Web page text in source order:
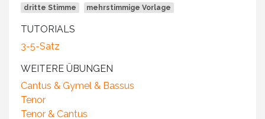
dritte Stimme mehrstimmige Vorlage
TUTORIALS
3-5-Satz
WEITERE ÜBUNGEN
Cantus & Gymel & Bassus
Tenor
Tenor & Cantus